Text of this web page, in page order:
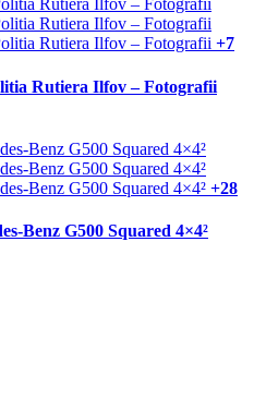
+7
Rutiera Ilfov – Fotografii
+28
Benz G500 Squared 4×4²